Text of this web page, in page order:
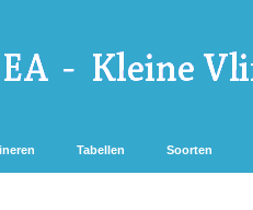
Tabellen Soorten